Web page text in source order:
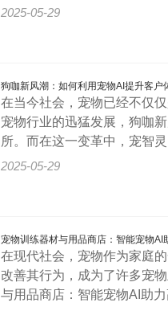
2025-05-29
狗咖新风潮：如何利用宠物AI提升客户
在当今社会，宠物已经不仅
宠物行业的迅猛发展，狗咖
所。而在这一变革中，宠智
2025-05-29
宠物训练器材与用品商店：智能宠物AI
在现代社会，宠物作为家庭
改善其行为，成为了许多宠
与用品商店：智能宠物AI助